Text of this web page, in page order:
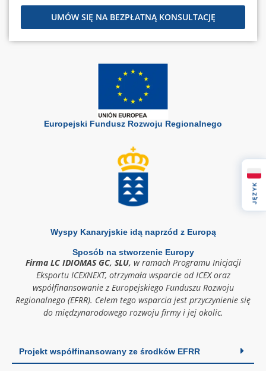
UMÓW SIĘ NA BEZPŁATNĄ KONSULTACJĘ
Europejski Fundusz Rozwoju Regionalnego
Wyspy Kanaryjskie idą naprzód z Europą
Sposób na stworzenie Europy
Firma LC IDIOMAS GC, SLU, w ramach Programu Inicjacji
Eksportu ICEXNEXT, otrzymała wsparcie od ICEX oraz
współfinansowanie z Europejskiego Funduszu Rozwoju
Regionalnego (EFRR). Celem tego wsparcia jest przyczynienie się
do międzynarodowego rozwoju firmy i jej okolic.
Projekt współfinansowany ze środków EFRR
JĘZYK